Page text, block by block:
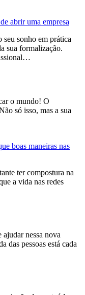
abrir uma empresa
seu sonho em prática
sua formalização.
o mundo! O
só isso, mas a sua
boas maneiras nas
ter compostura na
a vida nas redes
nessa nova
das pessoas está cada